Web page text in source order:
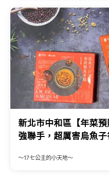
新北市中和區【年菜
強聯手，超厲害烏魚
團購美食，伴手禮推薦
～17七公主的小天地～